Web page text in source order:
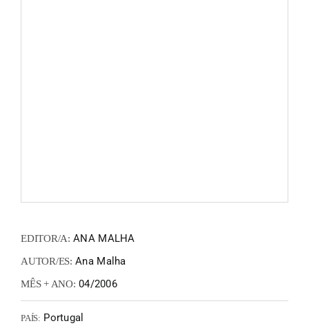
EDITOR/A: ANA MALHA
AUTOR/ES: Ana Malha
MÊS + ANO: 04/2006
PAÍS: Portugal